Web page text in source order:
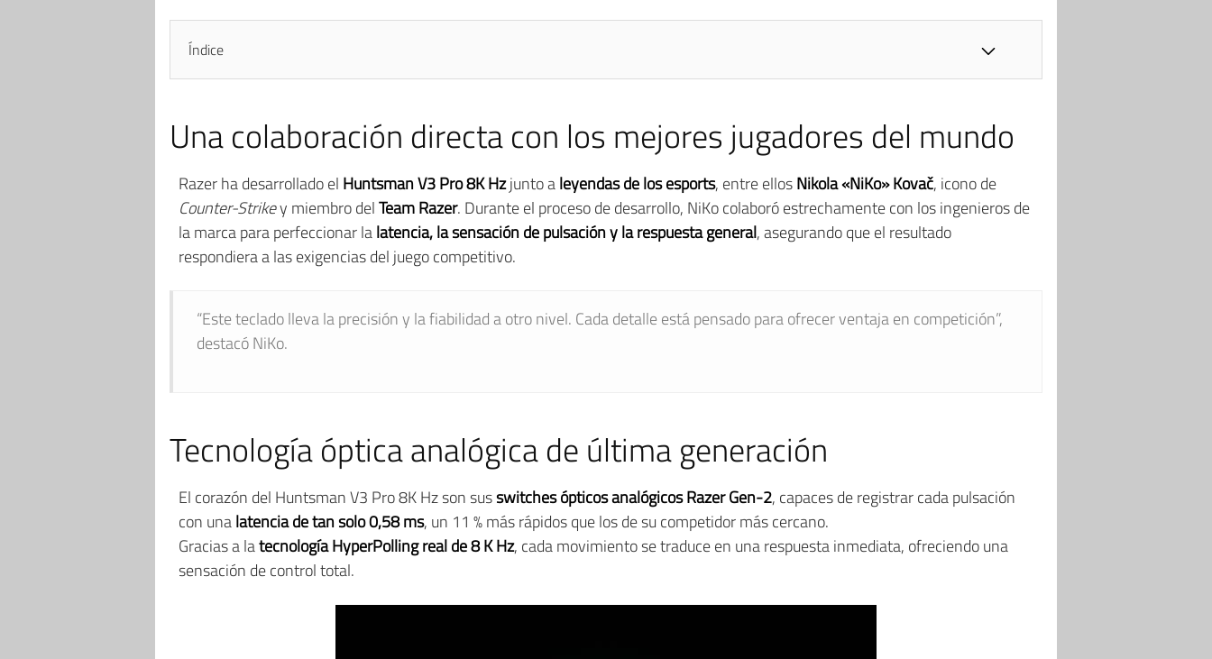
Índice
Una colaboración directa con los mejores jugadores del mundo
Razer ha desarrollado el Huntsman V3 Pro 8K Hzjunto aleyendas de los esports, entre ellosNikola «NiKo» Kovač, icono de
Counter-Strikey miembro delTeam Razer. Durante el proceso de desarrollo, NiKo colaboró estrechamente con los ingenieros de
la marca para perfeccionar lalatencia, la sensación de pulsación y la respuesta general, asegurando que el resultado
respondiera a las exigencias del juego competitivo.
“Este teclado lleva la precisión y la fiabilidad a otro nivel. Cada detalle está pensado para ofrecer ventaja en competición”,
destacó NiKo.
Tecnología óptica analógica de última generación
El corazón del Huntsman V3 Pro 8K Hz son susswitches ópticos analógicos Razer Gen-2, capaces de registrar cada pulsación
con unalatencia de tan solo 0,58 ms, un 11 % más rápidos que los de su competidor más cercano.
Gracias a latecnología HyperPolling real de 8 K Hz, cada movimiento se traduce en una respuesta inmediata, ofreciendo una
sensación de control total.